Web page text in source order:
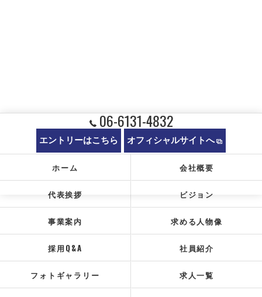
06-6131-4832
エントリーはこちら オフィシャルサイトへ
ホーム 会社概要
代表挨拶 ビジョン
事業案内 求める人物像
採用Q&A 社員紹介
フォトギャラリー 求人一覧